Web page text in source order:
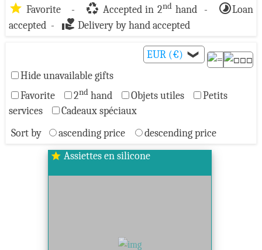
star Favorite - recycling Accepted in 2nd hand - timelapseLoan
accepted - volunteer_activism Delivery by hand accepted
EUR (€)❯
Hide unavailable gifts
Favorite
2nd hand Objets utiles
Petits
services
Cadeaux spéciaux
Sort by
ascending price descending price
star Assiettes en silicone